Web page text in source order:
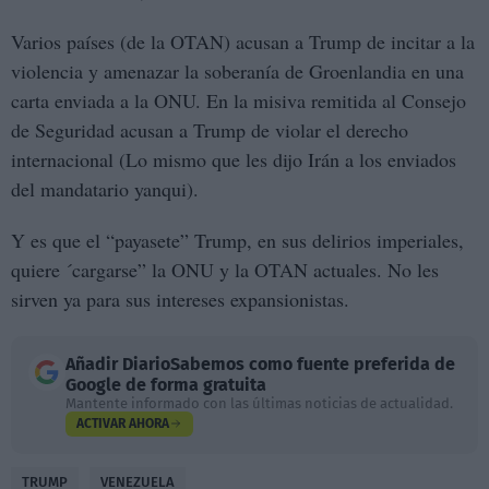
Varios países (de la OTAN) acusan a Trump de incitar a la
violencia y amenazar la soberanía de Groenlandia en una
carta enviada a la ONU. En la misiva remitida al Consejo
de Seguridad acusan a Trump de violar el derecho
internacional (Lo mismo que les dijo Irán a los enviados
del mandatario yanqui).
Y es que el “payasete” Trump, en sus delirios imperiales,
quiere ´cargarse” la ONU y la OTAN actuales. No les
sirven ya para sus intereses expansionistas.
Añadir DiarioSabemos como fuente preferida de
Google de forma gratuita
Mantente informado con las últimas noticias de actualidad.
ACTIVAR AHORA
TRUMP VENEZUELA